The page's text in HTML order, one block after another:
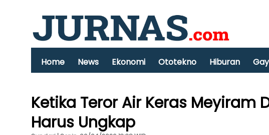
Home News Ekonomi Ototekno Hiburan
Ketika Teror Air Keras Meyiram
Harus Ungkap